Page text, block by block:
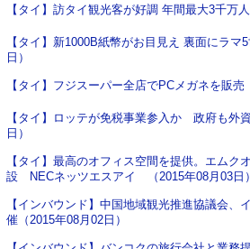
【タイ】訪タイ観光客が好調 年間最大3千万
【タイ】新1000B紙幣がお目見え 裏面にラマ
日）
【タイ】フジスーパー全店でPCメガネを販
【タイ】ロッテが免税事業参入か 政府も外
日）
【タイ】最高のオフィス空間を提供。エムク
設 NECネッツエスアイ （2015年08月03日）
【インバウンド】中国地域観光推進協議会、
催（2015年08月02日）